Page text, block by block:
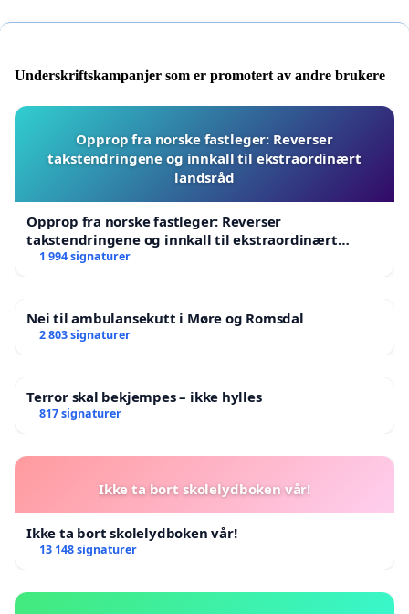
Underskriftskampanjer som er promotert av andre brukere
Opprop fra norske fastleger: Reverser
takstendringene og innkall til ekstraordinært
landsråd
Opprop fra norske fastleger: Reverser
takstendringene og innkall til ekstraordinært
landsråd
1 994 signaturer
Nei til ambulansekutt i Møre og Romsdal
2 803 signaturer
Terror skal bekjempes – ikke hylles
817 signaturer
Ikke ta bort skolelydboken vår!
Ikke ta bort skolelydboken vår!
13 148 signaturer